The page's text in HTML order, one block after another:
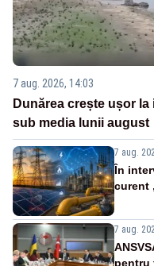
7 aug. 2026, 14:03
Dunărea crește ușor
sub media lunii august
7 aug.
În
curent
7 aug.
pentru